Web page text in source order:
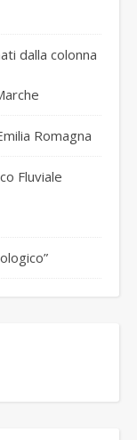
dalla colonna
Romagna
Fluviale